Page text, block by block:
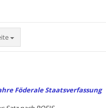
Fö­de­ra­le Staats­ver­fas­sung